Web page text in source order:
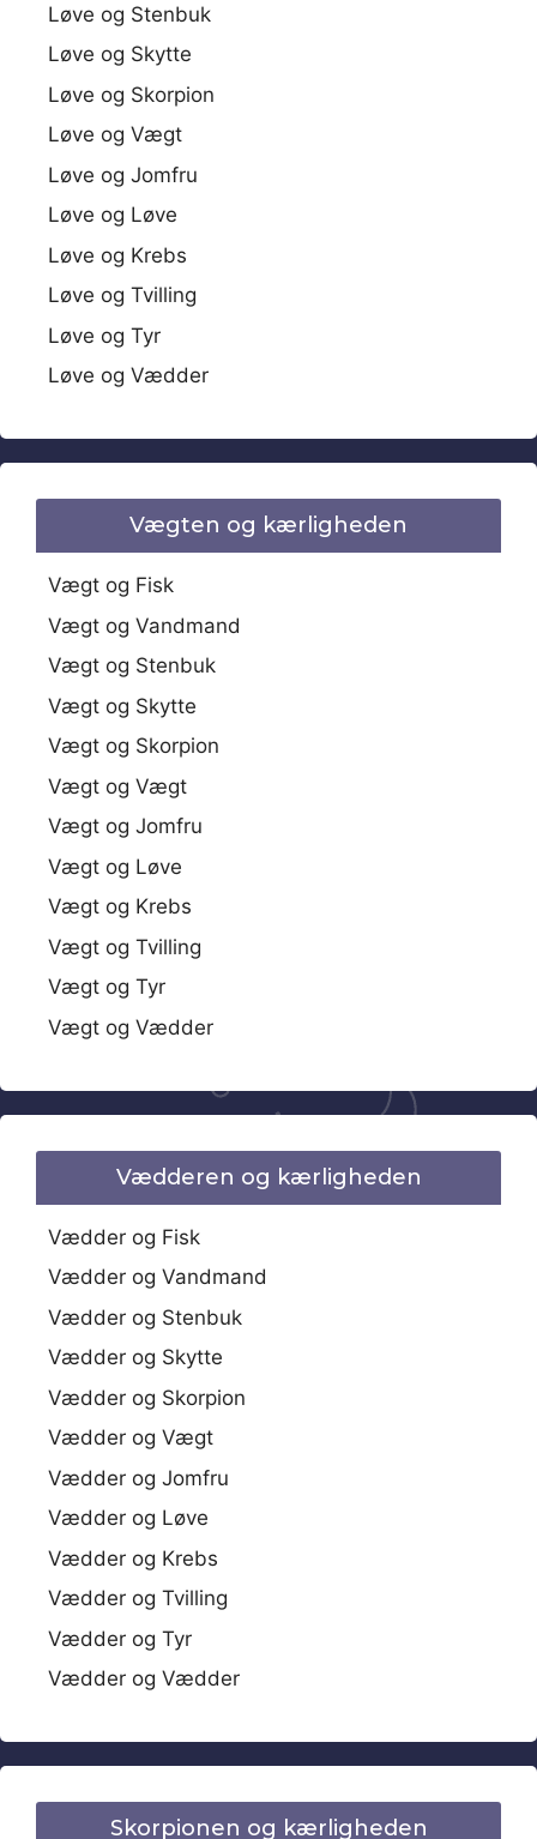
Løve og Stenbuk
Løve og Skytte
Løve og Skorpion
Løve og Vægt
Løve og Jomfru
Løve og Løve
Løve og Krebs
Løve og Tvilling
Løve og Tyr
Løve og Vædder
Vægten og kærligheden
Vægt og Fisk
Vægt og Vandmand
Vægt og Stenbuk
Vægt og Skytte
Vægt og Skorpion
Vægt og Vægt
Vægt og Jomfru
Vægt og Løve
Vægt og Krebs
Vægt og Tvilling
Vægt og Tyr
Vægt og Vædder
Vædderen og kærligheden
Vædder og Fisk
Vædder og Vandmand
Vædder og Stenbuk
Vædder og Skytte
Vædder og Skorpion
Vædder og Vægt
Vædder og Jomfru
Vædder og Løve
Vædder og Krebs
Vædder og Tvilling
Vædder og Tyr
Vædder og Vædder
Skorpionen og kærligheden